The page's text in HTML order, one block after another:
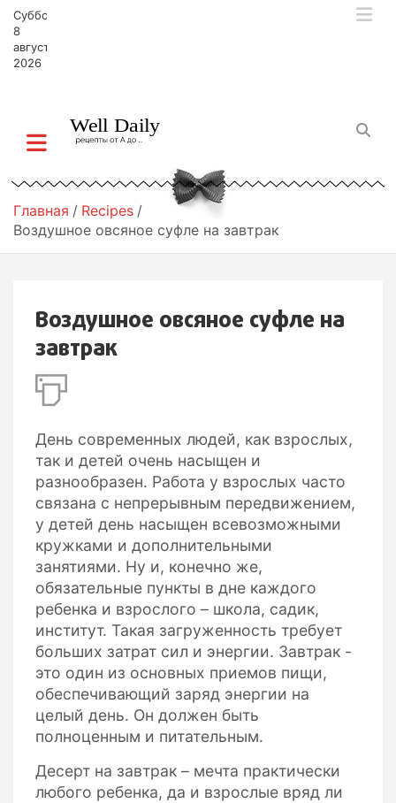
Суббота,
8
августа,
2026
Главная
Recipes
Воздушное овсяное суфле на завтрак
Воздушное овсяное суфле на
завтрак
День современных людей, как взрослых,
так и детей очень насыщен и
разнообразен. Работа у взрослых часто
связана с непрерывным передвижением,
у детей день насыщен всевозможными
кружками и дополнительными
занятиями. Ну и, конечно же,
обязательные пункты в дне каждого
ребенка и взрослого – школа, садик,
институт. Такая загруженность требует
больших затрат сил и энергии. Завтрак -
это один из основных приемов пищи,
обеспечивающий заряд энергии на
целый день. Он должен быть
полноценным и питательным.
Десерт на завтрак – мечта практически
любого ребенка, да и взрослые вряд ли